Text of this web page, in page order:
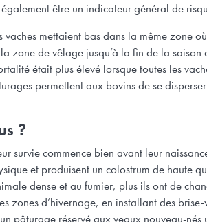
être un indicateur général de
vaches mettaient bas dans la même zone
zone de vêlage jusqu’à la fin de la
était plus élevé lorsque toutes les
permettent aux bovins de se
?
survie commence bien avant leur
et produisent un colostrum de
dense et au fumier, plus ils ont de
zones d’hivernage, en installant des
pâturage réservé aux veaux nouveau-